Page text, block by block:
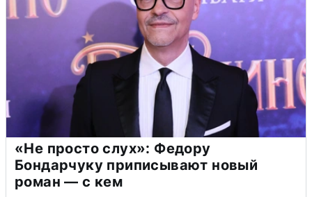
«Не просто слух»: Федору
Бондарчуку приписывают новый
роман — с кем